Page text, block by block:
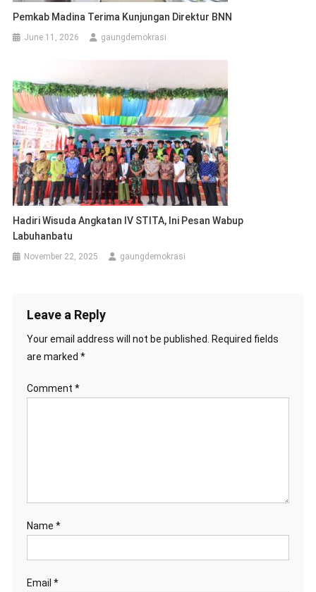
Pemkab Madina Terima Kunjungan Direktur BNN
June 11, 2026 gaungdemokrasi
Hadiri Wisuda Angkatan IV STITA, Ini Pesan Wabup
Labuhanbatu
November 22, 2025 gaungdemokrasi
Leave a Reply
Your email address will not be published.
Required fields
are marked *
Comment *
Name *
Email *